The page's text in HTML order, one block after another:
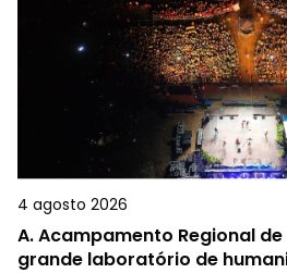
4 agosto 2026
A.Acampamento Regional de
grande laboratório de